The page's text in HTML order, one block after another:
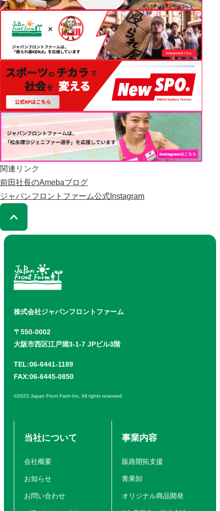
関連リンク
前田社長のAmebaブログ
ジャパンフロントファーム公式Instagram
株式会社ジャパンフロントファーム
〒550-0002
大阪市西区江戸堀3-1-7 JPビル3階
TEL:06-6441-1189
FAX:06-6445-0850
©2023 Japan Front Farm Inc. All rights reserved.
当社について
会社概要
お知らせ
お問い合わせ
事業内容
販路開拓支援
青果卸
オリジナル商品開発